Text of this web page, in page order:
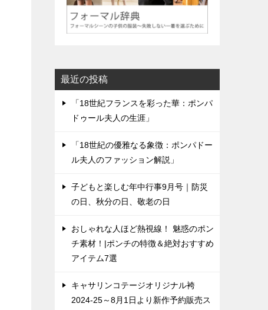
最近の投稿
「18世紀フランスを彩った華：ポンパ
ドゥール夫人の生涯」
「18世紀の優雅なる象徴：ポンパドー
ル夫人のファッション解説」
子どもと楽しむ年中行事9月号｜防災
の日、秋分の日、敬老の日
おしゃれな人ほど熱視線！ 魅惑のポン
チ素材！|ポンチの特徴＆絶対おすすめ
アイテム7選
キャサリンコテージオリジナル袴
2024-25～8月1日より新作予約販売ス